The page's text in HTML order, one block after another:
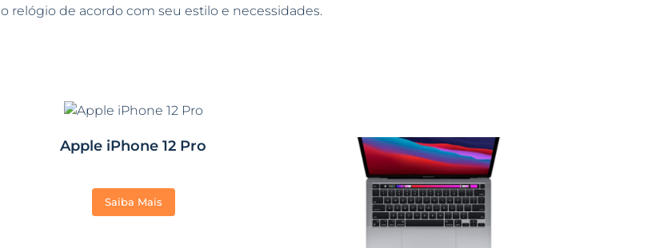
o relógio de acordo com seu estilo e necessidades.
Apple iPhone 12 Pro
Saiba Mais